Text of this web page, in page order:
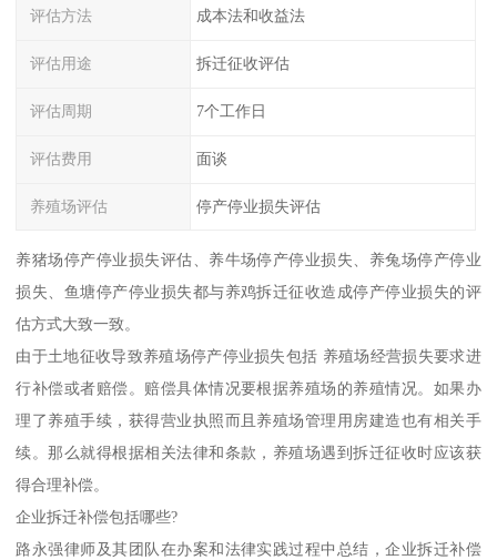
评估方法 成本法和收益法
评估用途 拆迁征收评估
评估周期 7个工作日
评估费用 面谈
养殖场评估 停产停业损失评估
养猪场停产停业损失评估、养牛场停产停业损失、养兔场停产停业
损失、鱼塘停产停业损失都与养鸡拆迁征收造成停产停业损失的评
估方式大致一致。
由于土地征收导致养殖场停产停业损失包括 养殖场经营损失要求进
行补偿或者赔偿。赔偿具体情况要根据养殖场的养殖情况。如果办
理了养殖手续，获得营业执照而且养殖场管理用房建造也有相关手
续。那么就得根据相关法律和条款，养殖场遇到拆迁征收时应该获
得合理补偿。
企业拆迁补偿包括哪些?
路永强律师及其团队在办案和法律实践过程中总结，企业拆迁补偿